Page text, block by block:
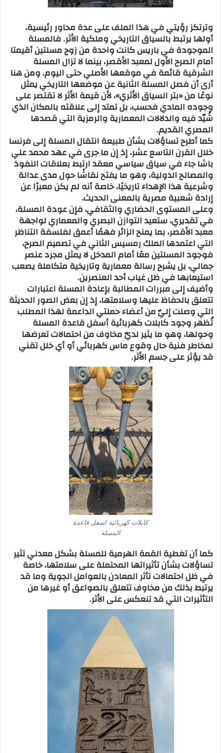
وترتكز رؤيتي في هذا الملف على عدة محاور رئيسية،
أولها يرتبط بالسياق التاريخي وملكية الأثر. فالمسلة
الموجودة في باريس كانت واحدة من زوج مسلتين أقيمتا
أمام الصرح الأول لمعبد الأقصر، بينما لا تزال المسلة
الشرقية قائمة في موقعها الأصلي حتى اليوم. ومن هنا
أرى أن فصل المسلة الثانية عن موضعها التاريخي يمثل
نوعًا من «بتر السياق الأثري»، لأن قيمة الأثر لا تقتصر على
وجوده المادي فحسب، بل تمتد إلى علاقته بالمكان الذي
شُيّد فيه والدلالات المعمارية والرمزية التي قصدها
المصري القديم.
كما أطرح تساؤلات بشأن طبيعة انتقال المسلة إلى فرنسا
خلال القرن التاسع عشر، إذ إن ما جرى في عهد محمد علي
باشا جاء في سياق سياسي معقد ارتبط بعلاقات النفوذ
والمصالح الدولية، وهو ما يفتح نقاشًا حول مدى عدالة
وشرعية هذا الإهداء تاريخيًا، خاصة أنه لم يكن معبرًا عن
إرادة شعبية مصرية بالمعنى الحديث.
وعلى المستوى الحضاري والثقافي، فإن عودة المسلة،
في تقديري، ستعيد التوازن البصري والمعماري لواجهة
معبد الأقصر، بما يمنح الزائر فهمًا أعمق لفلسفة التناظر
التي اعتمدها الملك رمسيس الثاني في تصميم الصرح،
فوجود المسلتين معًا أمام المدخل لا يمثل مجرد عنصر
جمالي، بل يشرح رسالة معمارية وتاريخية متكاملة يصعب
استيعابها في ظل غياب أحد العنصرين.
وأضيف إلى مبررات المطالبة بإعادة المسلة اعتبارات
تتعلق بالحفاظ عليها وسلامتها، إذ إن بعض الصور الحديثة
التي وصلت إليّ من أعضاء حملتي الداعمة لهذا المطلب
تُظهر وجود كابلات كهربائية أسفل قاعدة المسلة
وحولها، وهو ما يثير لديّ مخاوف من احتمالات تعرضها
لمخاطر فنية حال وقوع ماس كهربائي أو أي خلل تقني
قد يؤثر على جسم الأثر.
كابلات كهربائية اسفل قاعدة
المسلة
كما أن تغطية القمة الهرمية للمسلة بشكل معدني تثير
تساؤلات بشأن تأثيراتها المحتملة على سلامتها، خاصة
في ظل احتمالات تأثر المعادن بالعوامل الجوية وما قد
يرتبط بذلك من مخاوف تتعلق بالصواعق أو غيرها من
التأثيرات التي قد تنعكس على الأثر.